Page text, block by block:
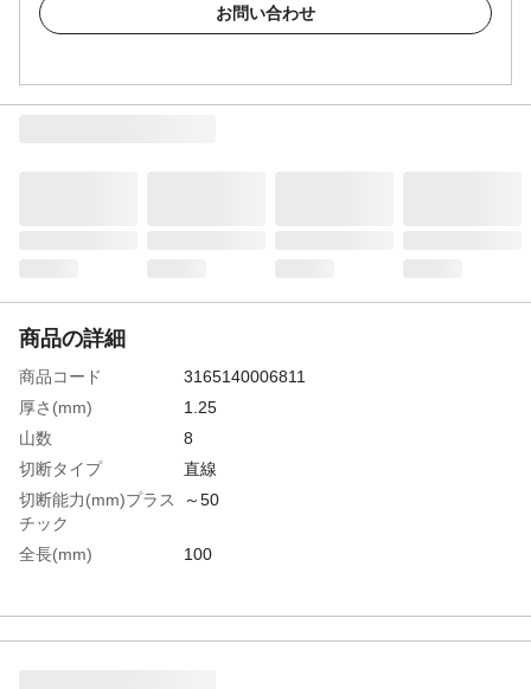
お問い合わせ
商品の詳細
商品コード
3165140006811
厚さ(mm)
1.25
山数
8
切断タイプ
直線
切断能力(mm)プラス
チック
～50
全長(mm)
100